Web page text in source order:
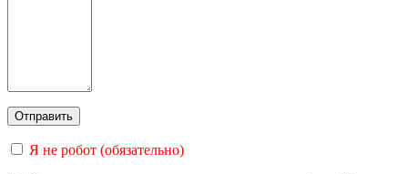
Я не робот (обязательно)